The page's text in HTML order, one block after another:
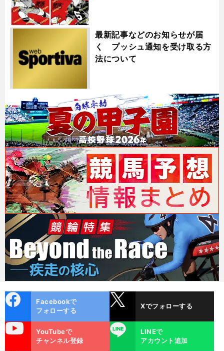
最新記事などのお知らせが届
く プッシュ通知を受け取る方
法について
ok
Facebookで
フォローする
Xでフォローする
YouTubeで
チャンネル登録
LINE
LINEで
アカウント追加